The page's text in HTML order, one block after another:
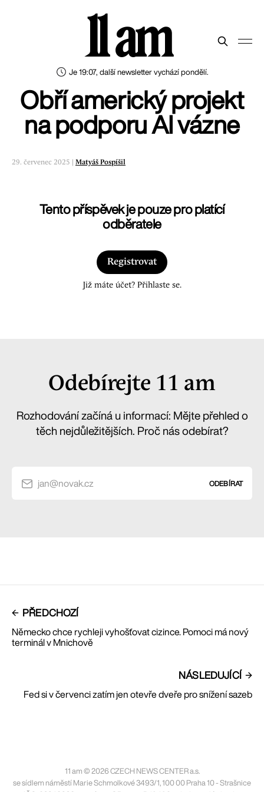
Je 19:07, další newsletter vychází pondělí.
11 am
Obří americký projekt
na podporu AI vázne
29. červenec 2025 | Matyáš Pospíšil
Tento příspěvek je pouze pro platící
odběratele
Registrovat
Již máte účet? Přihlaste se.
Odebírejte 11 am
Rozhodování začíná u informací: Mějte přehled o
těch nejdůležitějších. Proč nás odebírat?
jan@novak.cz ODEBÍRAT
PŘEDCHOZÍ
Německo chce rychleji vyhošťovat cizince. Pomoci má nový
terminál v Mnichově
NÁSLEDUJÍCÍ
Fed si v červenci zatím jen otevře dveře pro snížení sazeb
11 am © 2026 CZECH NEWS CENTER a.s.
se sídlem náměstí Marie Schmolkové 3493/1, 100 00 Praha 10 - Strašnice